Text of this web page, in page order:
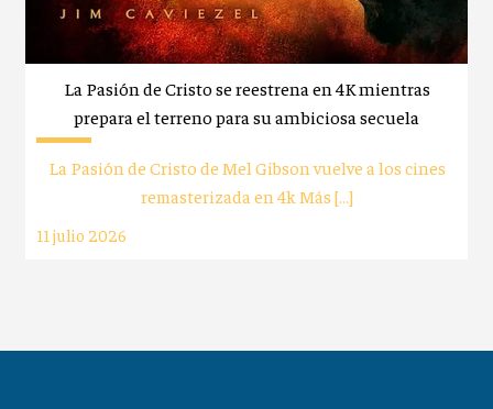
La Pasión de Cristo se reestrena en 4K mientras
prepara el terreno para su ambiciosa secuela
La Pasión de Cristo de Mel Gibson vuelve a los cines
remasterizada en 4k Más […]
11 julio 2026